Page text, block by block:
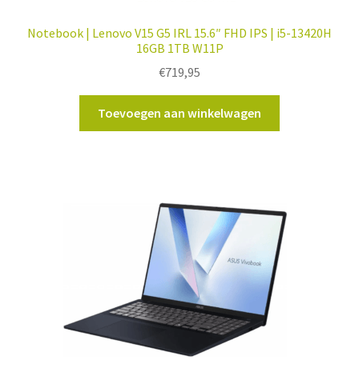
Notebook | Lenovo V15 G5 IRL 15.6″ FHD IPS | i5-13420H
16GB 1TB W11P
€719,95
Toevoegen aan winkelwagen